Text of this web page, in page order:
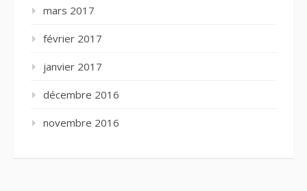
mars 2017
février 2017
janvier 2017
décembre 2016
novembre 2016